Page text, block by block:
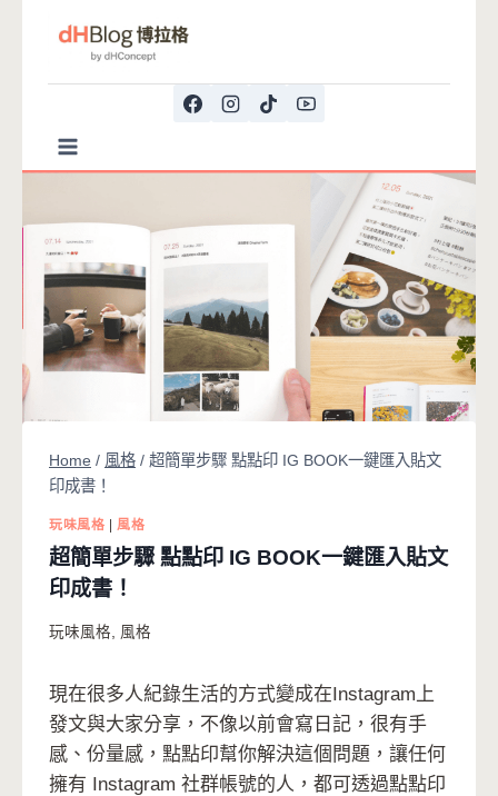
Home / 風格 / 超簡單步驟 點點印 IG BOOK一鍵匯入貼文
印成書！
玩味風格 |風格
超簡單步驟 點點印 IG BOOK一鍵匯入貼文
印成書！
玩味風格 風格
現在很多人紀錄生活的方式變成在Instagram上
發文與大家分享，不像以前會寫日記，很有手
感、份量感，點點印幫你解決這個問題，讓任何
擁有 Instagram 社群帳號的人，都可透過點點印